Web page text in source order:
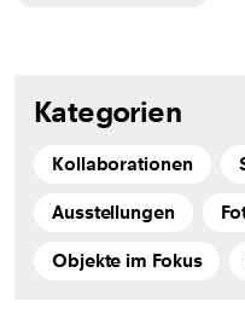
Kategorien
Kollaborationen
Ausstellungen
Objekte im Fokus